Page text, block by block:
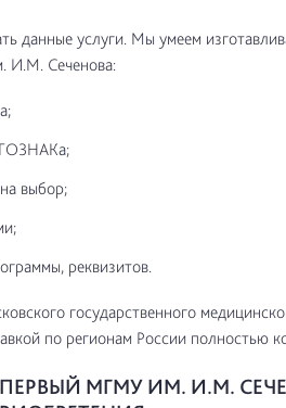
данные услуги. Мы умеем
Сеченова:
выбор;
реквизитов.
государственного
по регионам России полностью
МГМУ ИМ. И.М.